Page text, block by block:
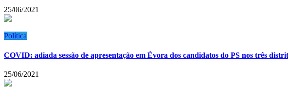
25/06/2021
Política
COVID: adiada sessão de apresentação em Évora dos candidatos do PS nos três
25/06/2021